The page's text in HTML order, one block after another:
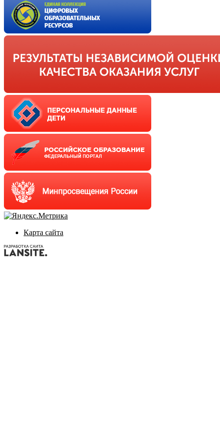
Карта сайта